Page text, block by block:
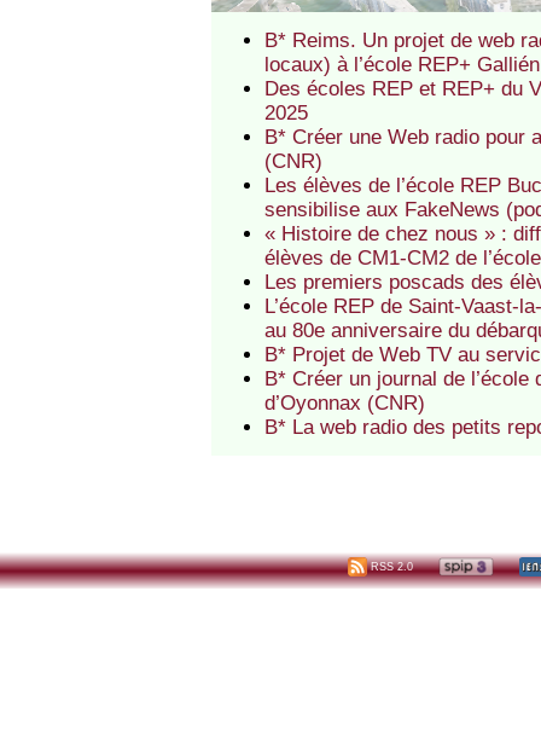
B* Reims. Un projet de web
locaux) à l’école REP+
Des écoles REP et REP+ du
2025
B* Créer une Web radio pour
(CNR)
Les élèves de l’école REP
sensibilise aux FakeNews
« Histoire de chez nous » :
élèves de CM1-CM2 de
Les premiers poscads des
L’école REP de Saint-Vaast-
au 80e anniversaire du
B* Projet de Web TV au
B* Créer un journal de
d’Oyonnax (CNR)
B* La web radio des petits
RSS 2.0